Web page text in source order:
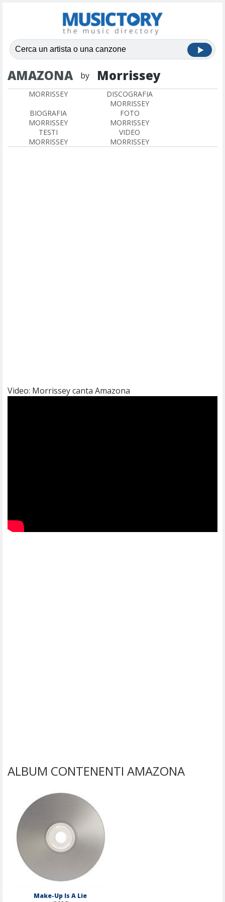
AMAZONA by Morrissey
MORRISSEY
DISCOGRAFIA
MORRISSEY
BIOGRAFIA
MORRISSEY
FOTO
MORRISSEY
TESTI
MORRISSEY
VIDEO
MORRISSEY
Video: Morrissey canta Amazona
ALBUM CONTENENTI AMAZONA
Make-Up Is A Lie